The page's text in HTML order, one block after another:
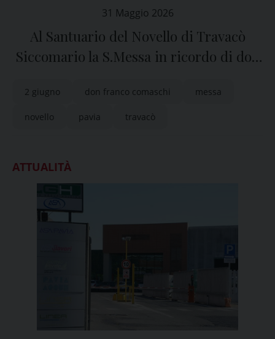
31 Maggio 2026
Al Santuario del Novello di Travacò
Siccomario la S.Messa in ricordo di don
2 giugno don franco comaschi messa
novello pavia travacò
ATTUALITÀ